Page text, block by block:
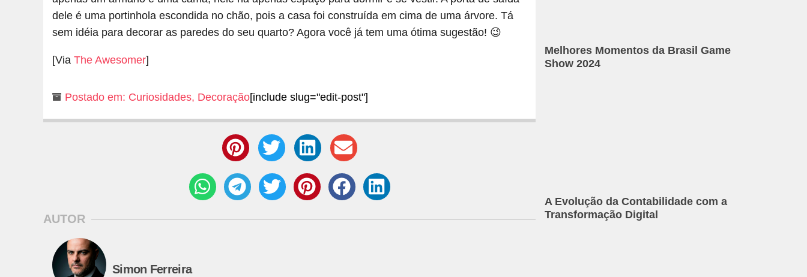
dele é uma portinhola escondida no chão, pois a casa foi construída em cima de uma árvore. Tá
sem idéia para decorar as paredes do seu quarto? Agora você já tem uma ótima sugestão! 😉
[Via The Awesomer]
Postado em: Curiosidades, Decoração[include slug="edit-post"]
AUTOR
Simon Ferreira
Melhores Momentos da Brasil Game
Show 2024
A Evolução da Contabilidade com a
Transformação Digital